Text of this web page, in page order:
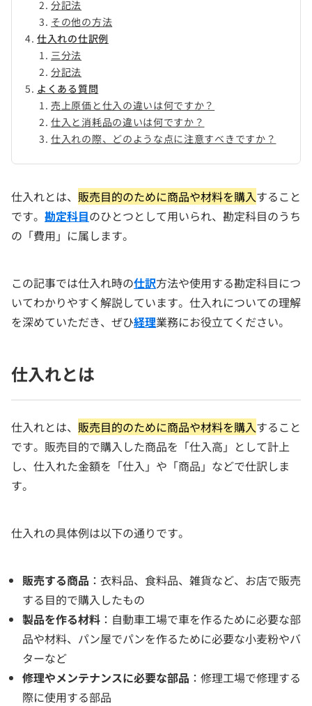
分記法
その他の方法
仕入れの仕訳例
三分法
分記法
よくある質問
売上原価と仕入の違いは何ですか？
仕入と消耗品の違いは何ですか？
仕入れの際、どのような点に注意すべきですか？
仕入れとは、 販売目的のために商品や材料を購入すること
です。 勘定科目のひとつとして用いられ、勘定科目のうち
の「費用」に属します。
この記事では仕入れ時の仕訳方法や使用する勘定科目につ
いてわかりやすく解説しています。仕入れについての理解
を深めていただき、ぜひ経理業務にお役立てください。
仕入れとは
仕入れとは、 販売目的のために商品や材料を購入すること
です。販売目的で購入した商品を「仕入高」として計上
し、仕入れた金額を「仕入」や「商品」などで仕訳しま
す。
仕入れの具体例は以下の通りです。
販売する商品 ：衣料品、食料品、雑貨など、お店で販売
する目的で購入したもの
製品を作る材料 ：自動車工場で車を作るために必要な部
品や材料、パン屋でパンを作るために必要な小麦粉やバ
ターなど
修理やメンテナンスに必要な部品 ：修理工場で修理する
際に使用する部品